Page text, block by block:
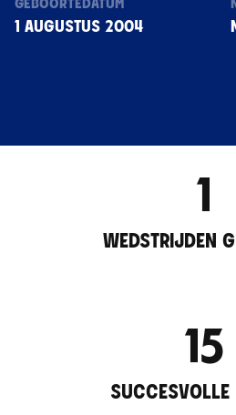
GEBOORTEDATUM
1 AUGUSTUS 2004
1
WEDSTRIJDEN
15
SUCCESVOLLE